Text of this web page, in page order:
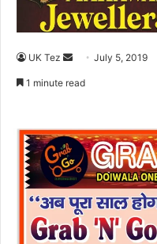
UK Tez
a
e
m
a
i
July 5, 2019
1 minute read